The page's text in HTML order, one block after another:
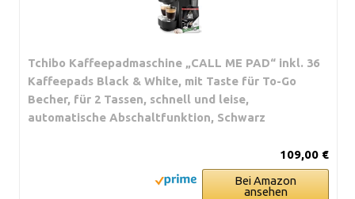
Tchibo Kaffeepadmaschine „CALL ME PAD“ inkl. 36
Kaffeepads Black & White, mit Taste für To-Go
Becher, für 2 Tassen, schnell und leise,
automatische Abschaltfunktion, Schwarz
109,00 €
Bei Amazon
ansehen